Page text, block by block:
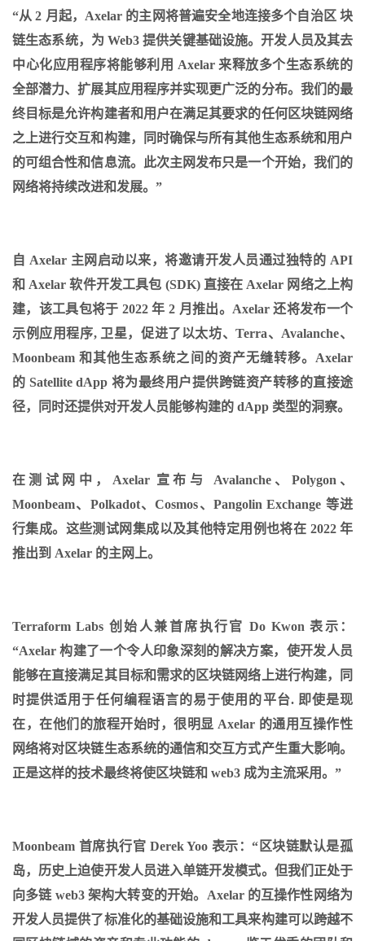
“从 2 月起，Axelar 的主网将普遍安全地连接多个自治区 块
链生态系统，为 Web3 提供关键基础设施。开发人员及其去
中心化应用程序将能够利用 Axelar 来释放多个生态系统的
全部潜力、扩展其应用程序并实现更广泛的分布。我们的最
终目标是允许构建者和用户在满足其要求的任何区块链网络
之上进行交互和构建，同时确保与所有其他生态系统和用户
的可组合性和信息流。此次主网发布只是一个开始，我们的
网络将持续改进和发展。”
自 Axelar 主网启动以来，将邀请开发人员通过独特的 API
和 Axelar 软件开发工具包 (SDK) 直接在 Axelar 网络之上构
建，该工具包将于 2022 年 2 月推出。Axelar 还将发布一个
示例应用程序, 卫星，促进了以太坊、Terra、Avalanche、
Moonbeam 和其他生态系统之间的资产无缝转移。Axelar
的 Satellite dApp 将为最终用户提供跨链资产转移的直接途
径，同时还提供对开发人员能够构建的 dApp 类型的洞察。
在测试网中，Axelar 宣布与 Avalanche、Polygon、
Moonbeam、Polkadot、Cosmos、Pangolin Exchange 等进
行集成。这些测试网集成以及其他特定用例也将在 2022 年
推出到 Axelar 的主网上。
Terraform Labs 创始人兼首席执行官 Do Kwon 表示：
“Axelar 构建了一个令人印象深刻的解决方案，使开发人员
能够在直接满足其目标和需求的区块链网络上进行构建，同
时提供适用于任何编程语言的易于使用的平台. 即使是现
在，在他们的旅程开始时，很明显 Axelar 的通用互操作性
网络将对区块链生态系统的通信和交互方式产生重大影响。
正是这样的技术最终将使区块链和 web3 成为主流采用。”
Moonbeam 首席执行官 Derek Yoo 表示：“区块链默认是孤
岛，历史上迫使开发人员进入单链开发模式。但我们正处于
向多链 web3 架构大转变的开始。Axelar 的互操作性网络为
开发人员提供了标准化的基础设施和工具来构建可以跨越不